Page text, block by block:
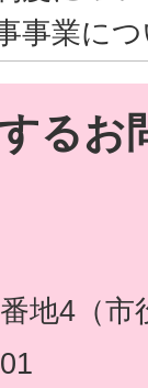
事業に
るお
地4（市